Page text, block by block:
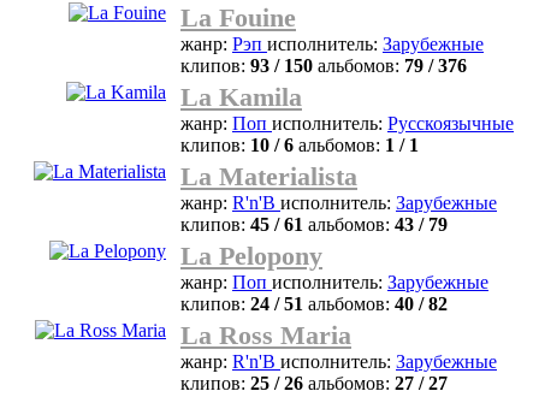
La Fouine
жанр: Рэп исполнитель: Зарубежные
клипов: 93 / 150 альбомов: 79 / 376
La Kamila
жанр: Поп исполнитель: Русскоязычные
клипов: 10 / 6 альбомов: 1 / 1
La Materialista
жанр: R'n'B исполнитель: Зарубежные
клипов: 45 / 61 альбомов: 43 / 79
La Pelopony
жанр: Поп исполнитель: Зарубежные
клипов: 24 / 51 альбомов: 40 / 82
La Ross Maria
жанр: R'n'B исполнитель: Зарубежные
клипов: 25 / 26 альбомов: 27 / 27